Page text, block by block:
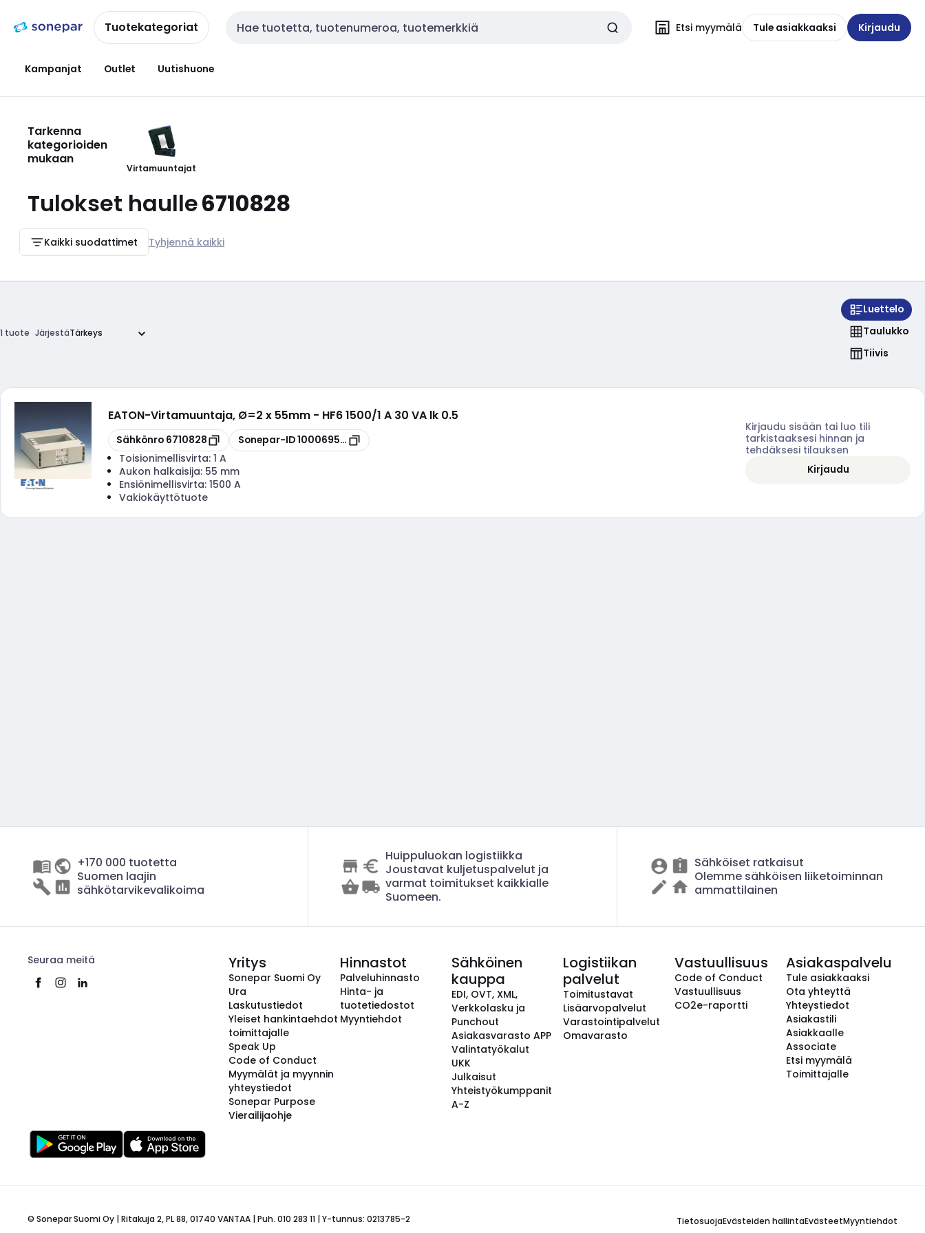
navigointiinsisältöönTuotekategoriat Haku Etsi myymälä Tule asiakkaaksi Kirjaudu
Kampanjat Outlet Uutishuone
Tarkenna
kategorioiden
mukaan
Virtamuuntajat
Tulokset haulle6710828
Kaikki suodattimet Tyhjennä kaikki
1 tuote Järjestä
Luettelo
Taulukko
Tiivis
EATON-Virtamuuntaja, Ø=2 x 55mm - HF6 1500/1 A 30 VA lk 0.5
Kopioi
Sähkönro 6710828 Kopioi
Sonepar-ID100069536
Toisionimellisvirta: 1 A
Aukon halkaisija: 55 mm
Ensiönimellisvirta: 1500 A
Vakiokäyttötuote
Kirjaudu sisään tai luo tili
tarkistaaksesi hinnan ja
tehdäksesi tilauksen
Kirjaudu
+170 000 tuotetta
Suomen laajin
sähkötarvikevalikoima
Huippuluokan logistiikka
Joustavat kuljetuspalvelut ja
varmat toimitukset kaikkialle
Suomeen.
Sähköiset ratkaisut
Olemme sähköisen liiketoiminnan
ammattilainen
Seuraa meitä Yritys
Sonepar Suomi Oy
Ura
Laskutustiedot
Yleiset hankintaehdot
toimittajalle
Speak Up
Code of Conduct
Myymälät ja myynnin
yhteystiedot
Sonepar Purpose
Vierailijaohje
Hinnastot
Palveluhinnasto
Hinta- ja
tuotetiedostot
Myyntiehdot
Sähköinen
kauppa
EDI, OVT, XML,
Verkkolasku ja
Punchout
Asiakasvarasto APP
Valintatyökalut
UKK
Julkaisut
Yhteistyökumppanit
A-Z
Logistiikan
palvelut
Toimitustavat
Lisäarvopalvelut
Varastointipalvelut
Omavarasto
Vastuullisuus
Code of Conduct
Vastuullisuus
CO2e-raportti
Asiakaspalvelu
Tule asiakkaaksi
Ota yhteyttä
Yhteystiedot
Asiakastili
Asiakkaalle
Associate
Etsi myymälä
Toimittajalle
© Sonepar Suomi Oy | Ritakuja 2, PL 88, 01740 VANTAA | Puh. 010 283 11 | Y-tunnus: 0213785-2 TietosuojaEvästeiden hallintaEvästeetMyyntiehdot